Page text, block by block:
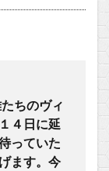
ちのヴィ
４日に延
っていた
ます。今